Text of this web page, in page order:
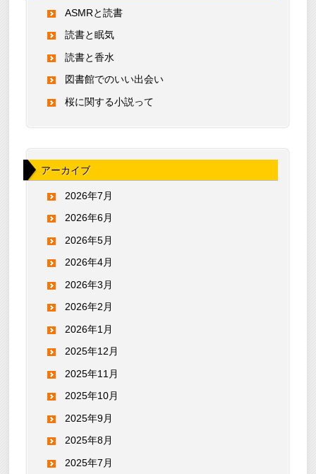
ASMRと読書
読書と眠気
読書と香水
図書館でのいい出会い
桜に関する小説って
アーカイブ
2026年7月
2026年6月
2026年5月
2026年4月
2026年3月
2026年2月
2026年1月
2025年12月
2025年11月
2025年10月
2025年9月
2025年8月
2025年7月